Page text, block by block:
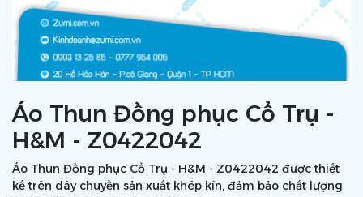
Áo Thun Đồng phục Cổ Trụ -
H&M - Z0422042
Áo Thun Đồng phục Cổ Trụ - H&M - Z0422042 được thiết
kế trên dây chuyền sản xuất khép kín, đảm bảo chất lượng